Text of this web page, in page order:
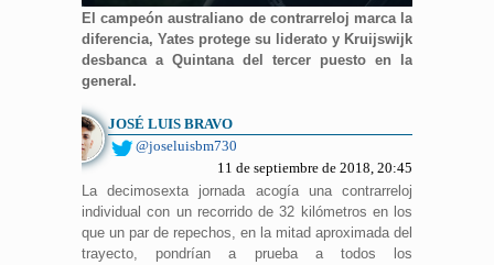
El campeón australiano de contrarreloj marca la
diferencia, Yates protege su liderato y Kruijswijk
desbanca a Quintana del tercer puesto en la
general.
JOSÉ LUIS BRAVO
@joseluisbm730
11 de septiembre de 2018, 20:45
La decimosexta jornada acogía una contrarreloj
individual con un recorrido de 32 kilómetros en los
que un par de repechos, en la mitad aproximada del
trayecto, pondrían a prueba a todos los